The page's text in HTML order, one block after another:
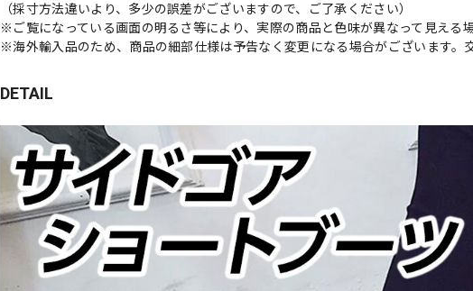
（採寸方法違いより、多少の誤差がございますので、ご了承ください）
※ご覧になっている画面の明るさ等により、実際の商品と色味が異なって見える
※海外輸入品のため、商品の細部仕様は予告なく変更になる場合がございます。
DETAIL